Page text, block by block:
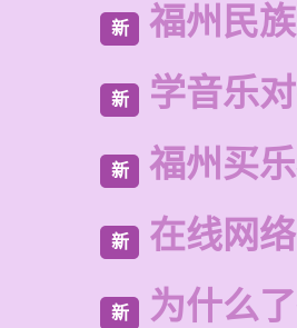
新 福州民
新 学音乐
新 福州买
新 在线网
新 为什么